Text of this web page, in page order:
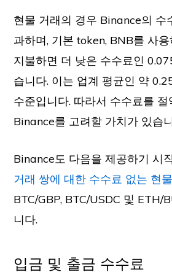
현물 거래의 경우 Binance의 수
과하며, 기본 token, BNB를 사
지불하면 더 낮은 수수료인
습니다. 이는 업계 평균인 약
수준입니다. 따라서 수수료를 절
Binance를 고려할 가치가 있습
Binance도 다음을 제공하기 시
거래 쌍에 대한 수수료 없는 현
BTC/GBP, BTC/USDC 및 ETH/
니다.
입금 및 출금 수수료